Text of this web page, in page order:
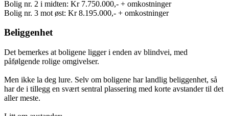
Bolig nr. 2 i midten: Kr 7.750.000,- + omkostninger
Bolig nr. 3 mot øst: Kr 8.195.000,- + omkostninger
Beliggenhet
Det bemerkes at boligene ligger i enden av blindvei, med
påfølgende rolige omgivelser.
Men ikke la deg lure. Selv om boligene har landlig beliggenhet, så
har de i tillegg en svært sentral plassering med korte avstander til det
aller meste.